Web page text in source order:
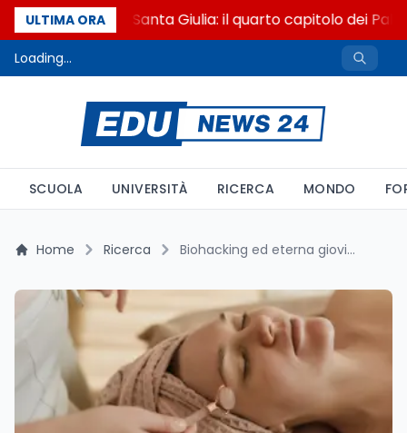
ULTIMA ORA
Franca Ghitti a Santa Giulia: il quarto capitolo dei
Loading...
SCUOLA UNIVERSITÀ RICERCA MONDO
Home Ricerca Biohacking ed eterna giovinezza: cosa funziona davvero